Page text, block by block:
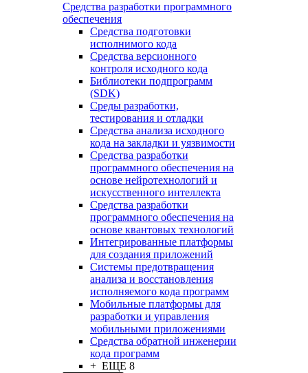
Средства разработки программного
обеспечения
Средства подготовки
исполнимого кода
Средства версионного
контроля исходного кода
Библиотеки подпрограмм
(SDK)
Среды разработки,
тестирования и отладки
Средства анализа исходного
кода на закладки и уязвимости
Средства разработки
программного обеспечения на
основе нейротехнологий и
искусственного интеллекта
Средства разработки
программного обеспечения на
основе квантовых технологий
Интегрированные платформы
для создания приложений
Системы предотвращения
анализа и восстановления
исполняемого кода программ
Мобильные платформы для
разработки и управления
мобильными приложениями
Средства обратной инженерии
кода программ
+ ЕЩЕ 8